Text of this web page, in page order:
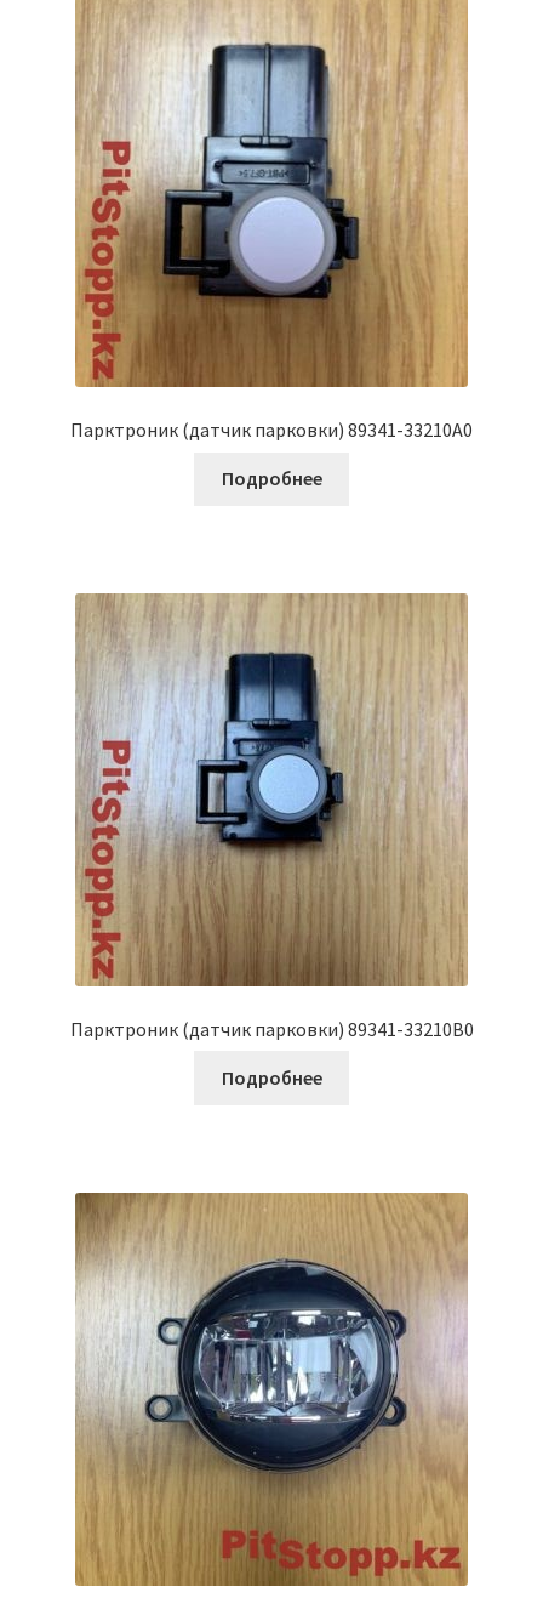
Парктроник (датчик парковки) 89341-33210A0
Подробнее
Парктроник (датчик парковки) 89341-33210B0
Подробнее